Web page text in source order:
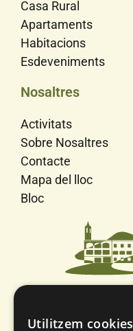
Casa Rural
Apartaments
Habitacions
Esdeveniments
Nosaltres
Activitats
Sobre Nosaltres
Contacte
Mapa del lloc
Bloc
Utilitzem cookies